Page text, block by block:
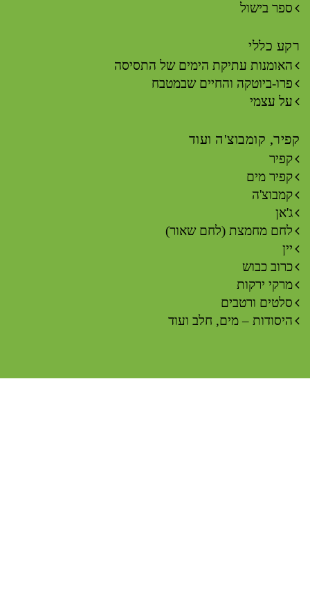
ספר בישול
רקע כללי
האומנות עתיקת הימים של התסיסה
פרו-ביוטקה והחיים שבמטבח
על עצמי
קפיר, קומבוצ'ה ועוד
קפיר
קפיר מים
קמבוצ'ה
ג'אן
לחם מחמצת (לחם שאור)
יין
כרוב כבוש
מרקי ירקות
סלטים ורטבים
היסודות – מים, חלב ועוד